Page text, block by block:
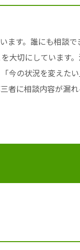
す。誰にも相談
大切にしています
今の状況を変えた
者に相談内容が漏